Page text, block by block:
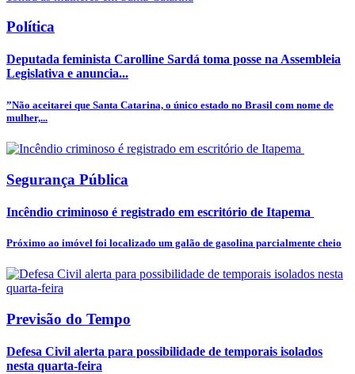
Política
Deputada feminista Carolline Sardá toma posse na Assembleia
Legislativa e anuncia...
”Não aceitarei que Santa Catarina, o único estado no Brasil com nome de
mulher,...
Segurança Pública
Incêndio criminoso é registrado em escritório de Itapema
Próximo ao imóvel foi localizado um galão de gasolina parcialmente cheio
Previsão do Tempo
Defesa Civil alerta para possibilidade de temporais isolados
nesta quarta-feira